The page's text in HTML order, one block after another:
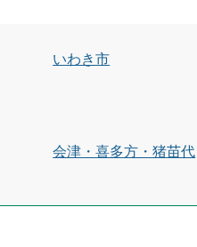
いわき市
会津・喜多方・猪苗代